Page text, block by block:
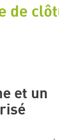
et un